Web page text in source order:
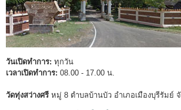
วันเปิดทำการ: ทุกวัน
เวลาเปิดทำการ: 08.00 - 17.00 น.
วัดทุ่งสว่างศรี หมู่ 8 ตำบลบ้านบัว อำเภอเมืองบุรีรัมย์